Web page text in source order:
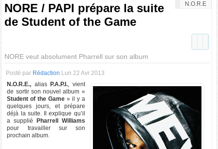
N.O.R.E
NORE / PAPI prépare la suite
de Student of the Game
NORE veut absolument Pharrell sur son album
Posté par Rédaction Lun 22 Avr 2013
N.O.R.E., alias P.A.P.I., vient
de sortir son nouvel album «
Student of the Game » il y a
quelques jours, et prépare
déjà la suite. Il explique qu’il
a supplié
Pharrell Williams
pour travailler sur son
prochain album.